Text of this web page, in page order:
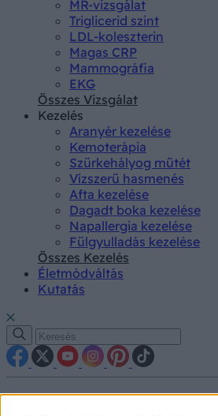
MR-vizsgálat
Triglicerid szint
LDL-koleszterin
Magas CRP
Mammográfia
EKG
Összes Vizsgálat
Kezelés
Aranyér kezelése
Kemoterápia
Szürkehályog műtét
Vízszerű hasmenés
Afta kezelése
Dagadt boka kezelése
Napallergia kezelése
Fülgyulladás kezelése
Összes Kezelés
Életmódváltás
Kutatás
Betegségek A-Z